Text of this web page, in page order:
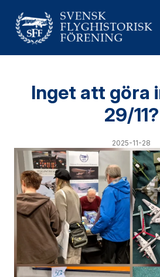
Inget att göra
29/11?
2025-11-28